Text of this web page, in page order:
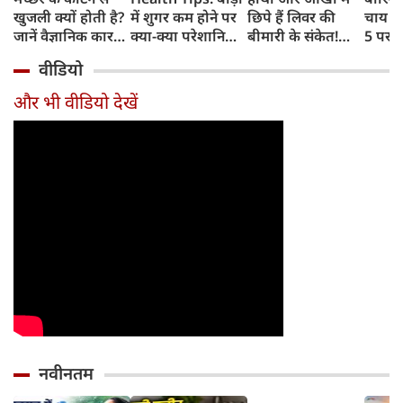
खुजली क्यों होती है?
जानें वैज्ञानिक कारण
में शुगर कम होने पर
क्या-क्या परेशानियां
बातें
छिपे हैं लिवर की
बीमारी के संकेत!
नजरअंदाज
चाय
5
वीडियो
और भी वीडियो देखें
नवीनतम